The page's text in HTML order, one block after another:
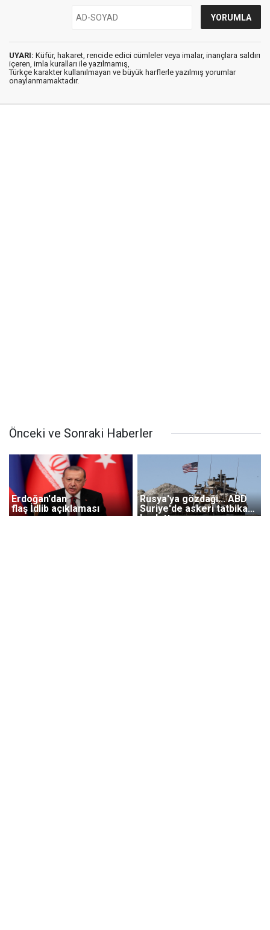
UYARI: Küfür, hakaret, rencide edici cümleler veya imalar, inançlara saldırı
içeren, imla kuralları ile yazılmamış,
Türkçe karakter kullanılmayan ve büyük harflerle yazılmış yorumlar
onaylanmamaktadır.
Önceki ve Sonraki Haberler
Erdoğan'dan
flaş İdlib açıklaması
Rusya'ya gözdağı... ABD
Suriye'de askeri tatbikat
başlattı